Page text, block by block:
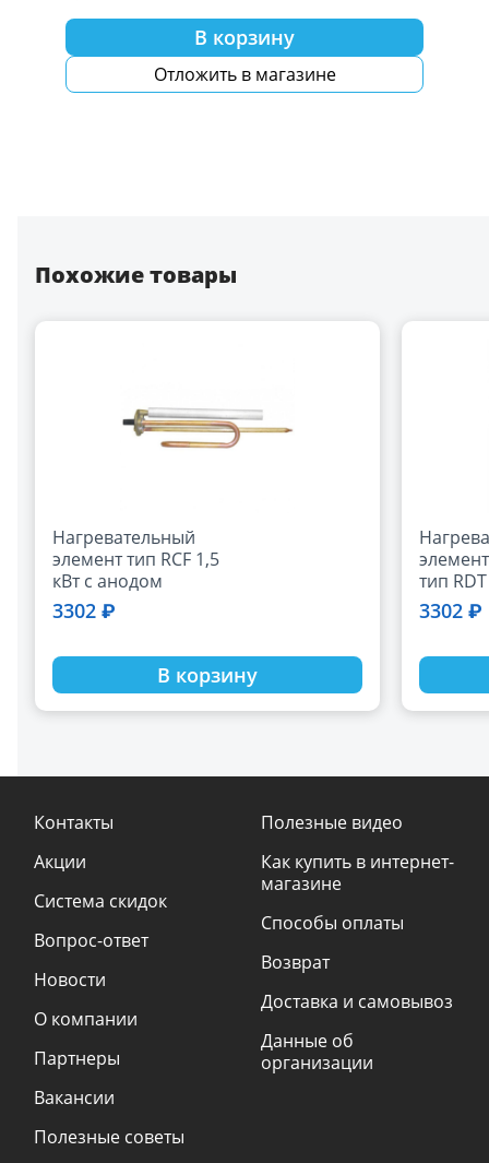
В корзину
Отложить в магазине
Похожие товары
Нагревательный
элемент тип RCF 1,5
кВт с анодом
3302 ₽
В корзину
тип
анодом
3302 ₽
Контакты
Акции
Система скидок
Вопрос-ответ
Новости
О компании
Партнеры
Вакансии
Полезные советы
Полезные видео
Как купить в интернет-
магазине
Способы оплаты
Возврат
Доставка и самовывоз
Данные об
организации